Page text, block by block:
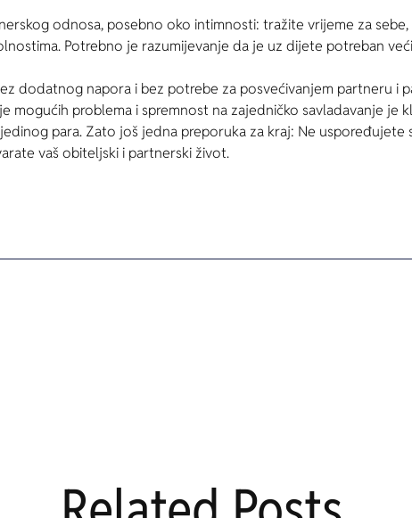
odnosa, posebno oko intimnosti: tražite vrijeme za
Potrebno je razumijevanje da je uz dijete potreban
dodatnog napora i bez potrebe za posvećivanjem partneru i
mogućih problema i spremnost na zajedničko savladavanje je
para. Zato još jedna preporuka za kraj: Ne uspoređujete
vaš obiteljski i partnerski život.